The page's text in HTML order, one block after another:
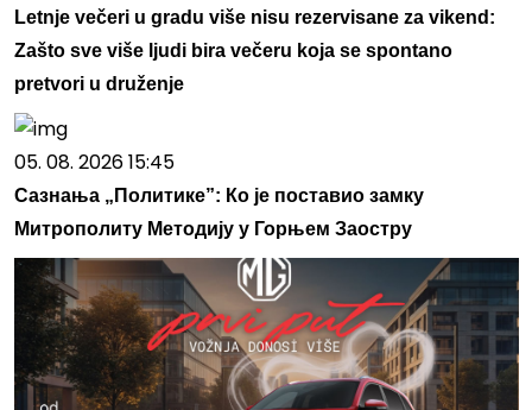
Letnje večeri u gradu više nisu rezervisane za vikend:
Zašto sve više ljudi bira večeru koja se spontano
pretvori u druženje
05. 08. 2026 15:45
Сазнања „Политике”: Ко је поставио замку
Митрополиту Методију у Горњем Заостру